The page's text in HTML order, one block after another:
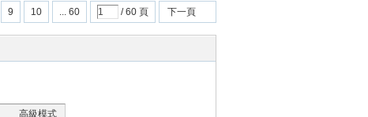
9 10 ... 60 / 60 頁 下一頁
高級模式